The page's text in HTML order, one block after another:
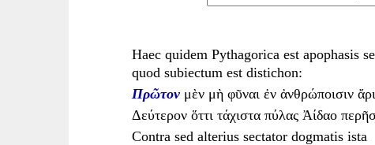
Haec quidem Pythagorica est apophasis
quod subiectum est distichon:
Πρῶτον μὲν μὴ φῦναι ἐν ἀνθρώποισιν
Δεύτερον ὅττι τάχιστα πύλας Ἀίδαο
Contra sed alterius sectator dogmatis ista